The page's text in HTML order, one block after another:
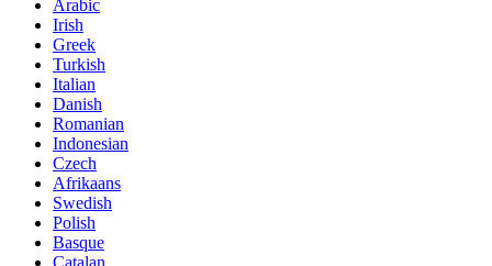
Arabic
Irish
Greek
Turkish
Italian
Danish
Romanian
Indonesian
Czech
Afrikaans
Swedish
Polish
Basque
Catalan